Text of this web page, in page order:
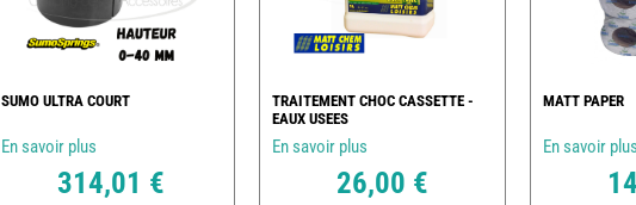
SUMO ULTRA COURT
En savoir plus
314,01 €
TRAITEMENT CHOC CASSETTE -
EAUX USEES
En savoir plus
26,00 €
MATT PAPER
En savoir plus